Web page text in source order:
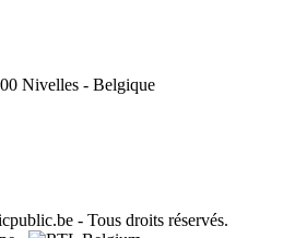
Nivelles - Belgique
- Tous droits réservés.